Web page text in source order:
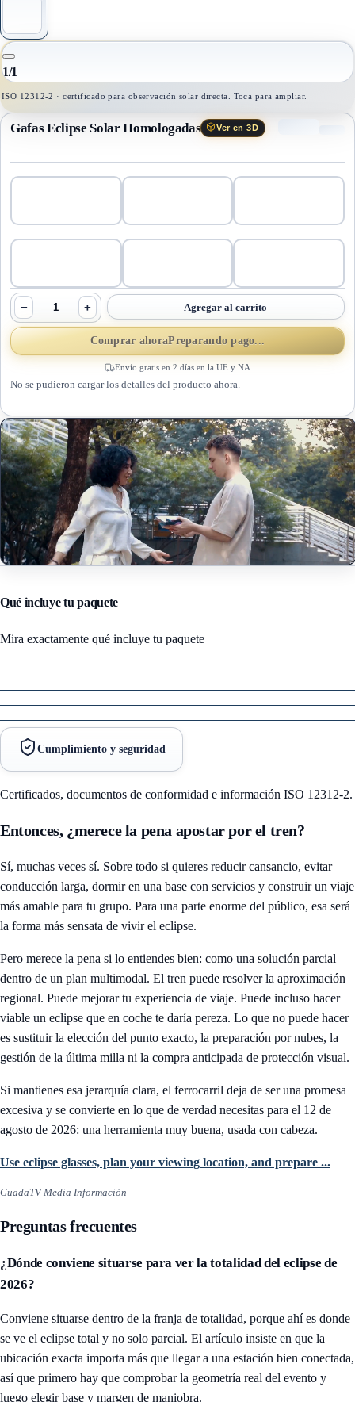
1/1
ISO 12312-2 · certificado para observación solar directa. Toca para ampliar.
Gafas Eclipse Solar Homologadas Ver en 3D
− + Agregar al carrito
Comprar ahoraPreparando pago...
Envío gratis en 2 días en la UE y NA
No se pudieron cargar los detalles del producto ahora.
Qué incluye tu paquete
Mira exactamente qué incluye tu paquete
Cumplimiento y seguridad
Certificados, documentos de conformidad e información ISO 12312-2.
Entonces, ¿merece la pena apostar por el tren?
Sí, muchas veces sí. Sobre todo si quieres reducir cansancio, evitar
conducción larga, dormir en una base con servicios y construir un viaje
más amable para tu grupo. Para una parte enorme del público, esa será
la forma más sensata de vivir el eclipse.
Pero merece la pena si lo entiendes bien: como una solución parcial
dentro de un plan multimodal. El tren puede resolver la aproximación
regional. Puede mejorar tu experiencia de viaje. Puede incluso hacer
viable un eclipse que en coche te daría pereza. Lo que no puede hacer
es sustituir la elección del punto exacto, la preparación por nubes, la
gestión de la última milla ni la compra anticipada de protección visual.
Si mantienes esa jerarquía clara, el ferrocarril deja de ser una promesa
excesiva y se convierte en lo que de verdad necesitas para el 12 de
agosto de 2026: una herramienta muy buena, usada con cabeza.
Use eclipse glasses, plan your viewing location, and prepare ...
GuadaTV Media Información
Preguntas frecuentes
¿Dónde conviene situarse para ver la totalidad del eclipse de
2026?
Conviene situarse dentro de la franja de totalidad, porque ahí es donde
se ve el eclipse total y no solo parcial. El artículo insiste en que la
ubicación exacta importa más que llegar a una estación bien conectada,
así que primero hay que comprobar la geometría real del evento y
luego elegir base y margen de maniobra.